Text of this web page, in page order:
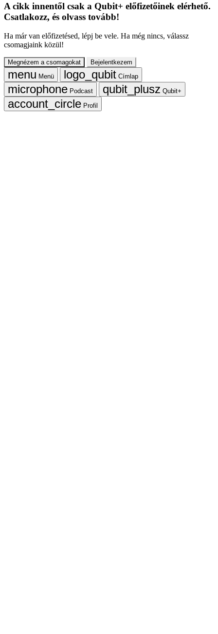
A cikk innentől csak a Qubit+ előfizetőinek elérhető.
Csatlakozz, és olvass tovább!
Ha már van előfizetésed, lépj be vele. Ha még nincs, válassz
csomagjaink közül!
Megnézem a csomagokat
Bejelentkezem
Menü
Címlap
Podcast
Qubit+
Profil